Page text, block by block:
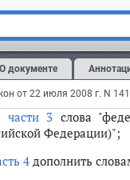
О документе
в
статье 6:
части 3 слова
Федерации)";
4дополнить